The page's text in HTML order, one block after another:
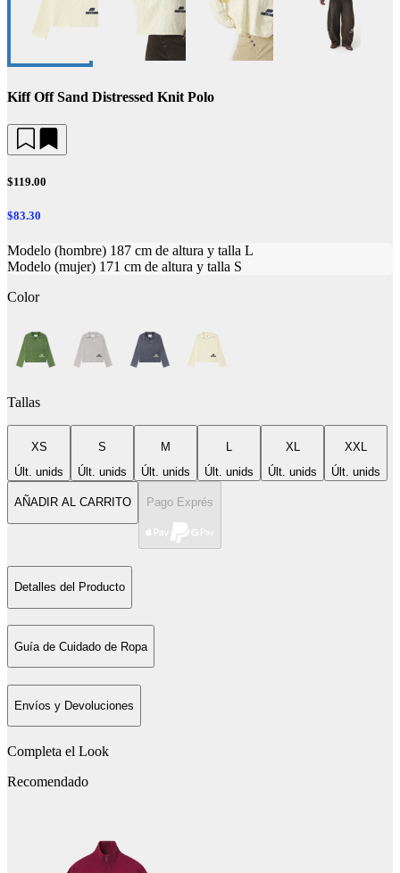
Kiff Off Sand Distressed Knit Polo
$119.00
$83.30
Modelo (hombre) 187 cm de altura y talla L
Modelo (mujer) 171 cm de altura y talla S
Color
Tallas
XS
Últ. unids
S
Últ. unids
M
Últ. unids
L
Últ. unids
XL
Últ. unids
XXL
Últ. unids
AÑADIR AL CARRITO Pago Exprés
Detalles del Producto
Guía de Cuidado de Ropa
Envíos y Devoluciones
Completa el Look
Recomendado